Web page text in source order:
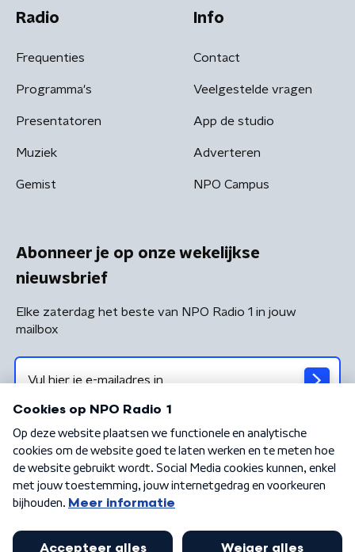
Radio
Frequenties
Programma's
Presentatoren
Muziek
Gemist
Info
Contact
Veelgestelde vragen
App de studio
Adverteren
NPO Campus
Abonneer je op onze wekelijkse
nieuwsbrief
Elke zaterdag het beste van NPO Radio 1 in jouw
mailbox
Algemene voorwaarden